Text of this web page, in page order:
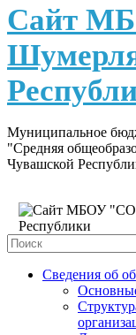
content
Сайт
Муниципальное
"Средняя
Чувашской
Сведения об